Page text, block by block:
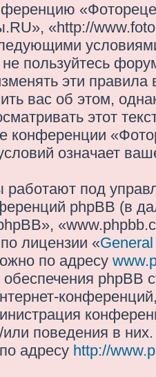
«http://
не пользуйтесь
эти
вас об этом,
этот
конференции
означает
под
phpBB (в
лицензии «
по адресу
phpBB
поведения в
адресу http://